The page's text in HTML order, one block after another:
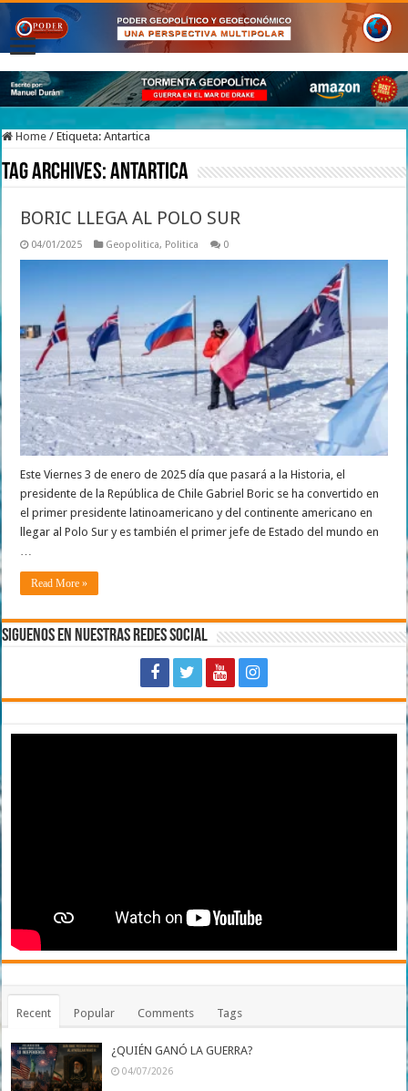
Home / Etiqueta:Antartica
Tag Archives:Antartica
BORIC LLEGA AL POLO SUR
04/01/2025 Geopolitica, Politica 0
Este Viernes 3 de enero de 2025 día que pasará a la Historia, el
presidente de la República de Chile Gabriel Boric se ha convertido en
el primer presidente latinoamericano y del continente americano en
llegar al Polo Sur y es también el primer jefe de Estado del mundo en
Read More »
Siguenos en Nuestras Redes Social
Recent Popular Comments Tags
¿QUIÉN GANÓ LA GUERRA?
04/07/2026